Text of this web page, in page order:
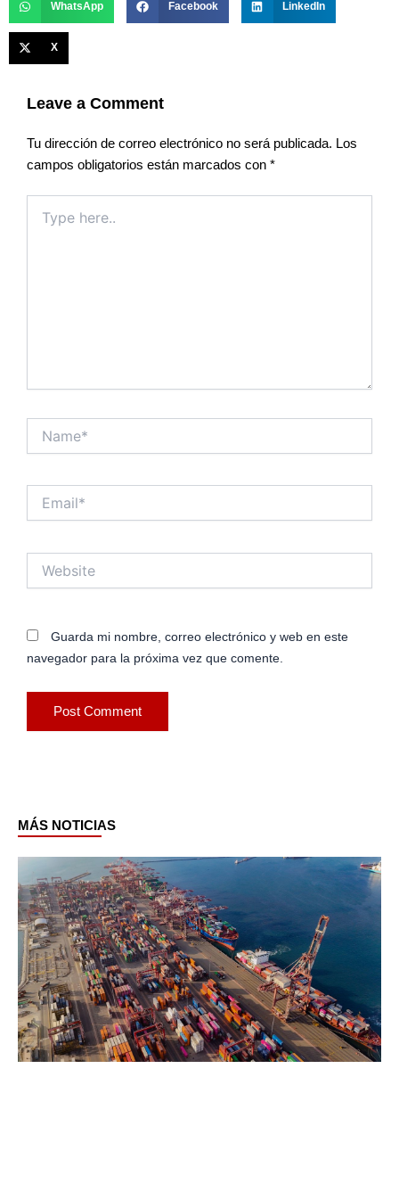
WhatsApp Facebook LinkedIn
X
Leave a Comment
Tu dirección de correo electrónico no será publicada. Los
campos obligatorios están marcados con *
here..
Guarda mi nombre, correo electrónico y web en este
navegador para la próxima vez que comente.
MÁS NOTICIAS
PagePage PagePage